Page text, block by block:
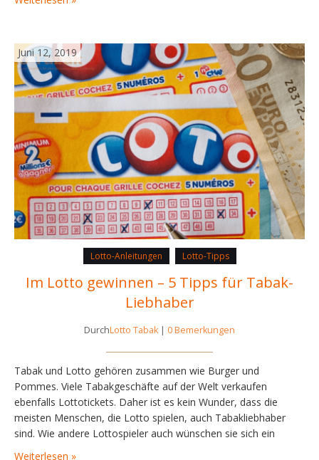
Tabakprodukte zu kaufen ist hier eine nützliche Anleitung von
Juni 12, 2019
Lotto-Anleitungen Lotto-Tipps
Im Lotto gewinnen – 5 Tipps für Tabak-
Liebhaber
DurchLotto Tabak | 0 Bemerkungen
Tabak und Lotto gehören zusammen wie Burger und
Pommes. Viele Tabakgeschäfte auf der Welt verkaufen
ebenfalls Lottotickets. Daher ist es kein Wunder, dass die
meisten Menschen, die Lotto spielen, auch Tabakliebhaber
sind. Wie andere Lottospieler auch wünschen sie sich ein
gemütlicheres und besseres Leben. Lotto spielen ist nichts
Weiterlesen »